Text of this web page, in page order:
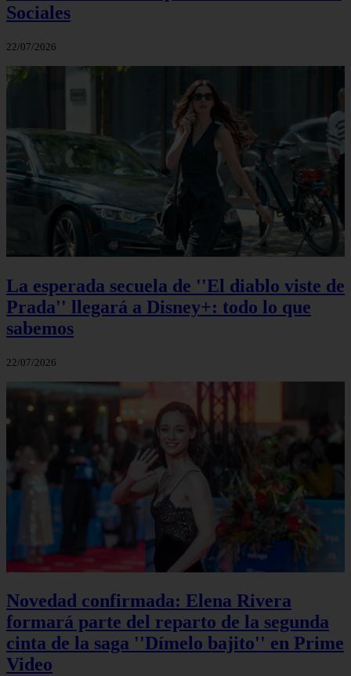
Sociales
22/07/2026
La esperada secuela de ''El diablo viste de
Prada'' llegará a Disney+: todo lo que
sabemos
22/07/2026
Novedad confirmada: Elena Rivera
formará parte del reparto de la segunda
cinta de la saga ''Dímelo bajito'' en Prime
Video